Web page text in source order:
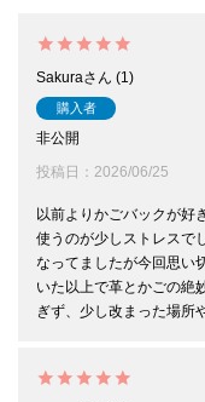
Sakura 1
購入者
非公開
投稿日
2026/06/25
以前よりかごバックが好
使うのが少しストレスで
なってましたが今回思い
いた以上で革とかごの絶